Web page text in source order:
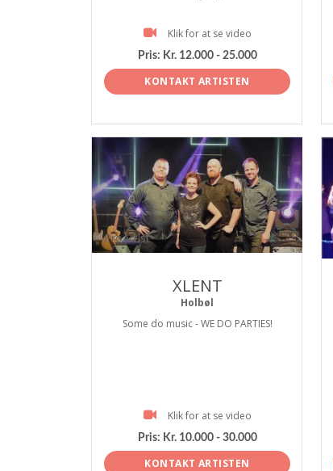
Klik for at se video
Pris: Kr. 12.000 - 25.000
KONTAKT ARTISTEN
ProArtist
XLENT
Holbøl
Some do music - WE DO PARTIES!
Klik for at se video
Pris: Kr. 10.000 - 30.000
KONTAKT ARTISTEN